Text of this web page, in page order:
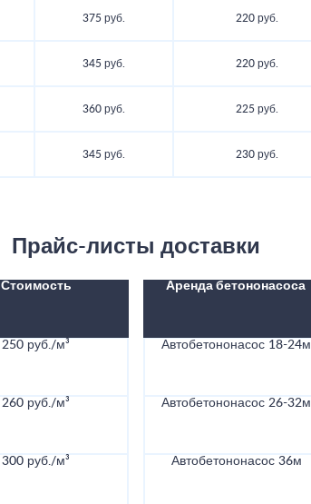
375 руб. 220 руб.
345 руб. 220 руб.
360 руб. 225 руб.
345 руб. 230 руб.
Прайс-листы доставки
Стоимость
250 руб./м³
260 руб./м³
300 руб./м³
Аренда бетононасоса
Автобетононасос 18-24м
Автобетононасос 26-32м
Автобетононасос 36м